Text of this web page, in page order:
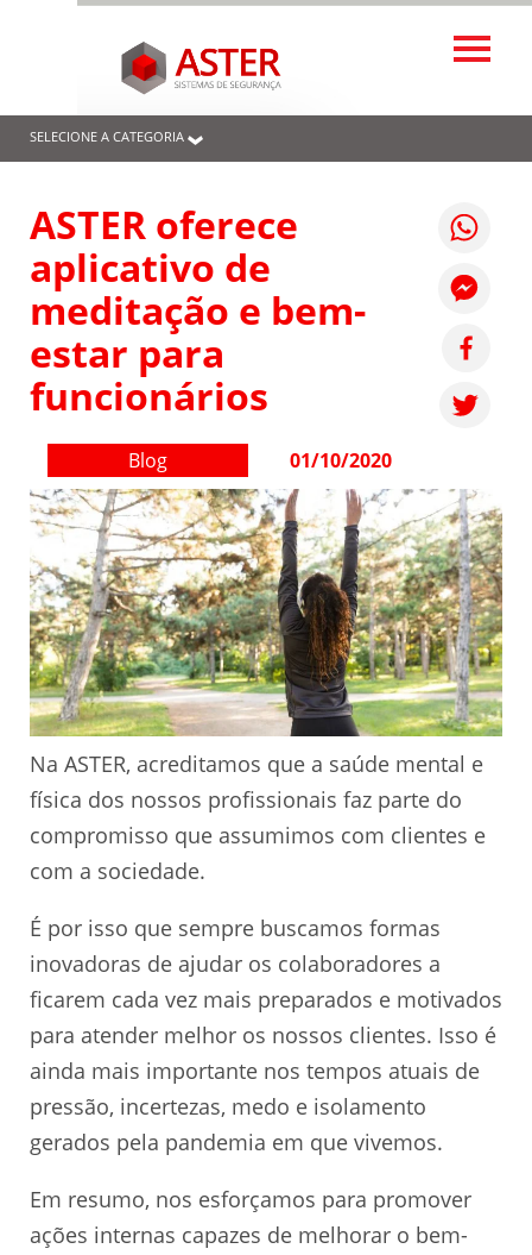
SELECIONE A CATEGORIA
ASTER oferece
aplicativo de
meditação e bem-
estar para
funcionários
Blog 01/10/2020
Na ASTER, acreditamos que a saúde mental e
física dos nossos profissionais faz parte do
compromisso que assumimos com clientes e
com a sociedade.
É por isso que sempre buscamos formas
inovadoras de ajudar os colaboradores a
ficarem cada vez mais preparados e motivados
para atender melhor os nossos clientes. Isso é
ainda mais importante nos tempos atuais de
pressão, incertezas, medo e isolamento
gerados pela pandemia em que vivemos.
Em resumo, nos esforçamos para promover
ações internas capazes de melhorar o bem-